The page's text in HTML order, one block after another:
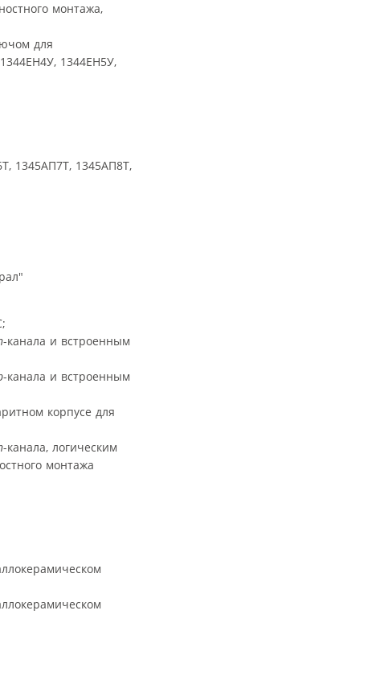
монтажа,
для
1344ЕН5У,
1345АП7Т, 1345АП8Т,
-канала и встроенным
-канала и встроенным
корпусе для
-канала, логическим
монтажа